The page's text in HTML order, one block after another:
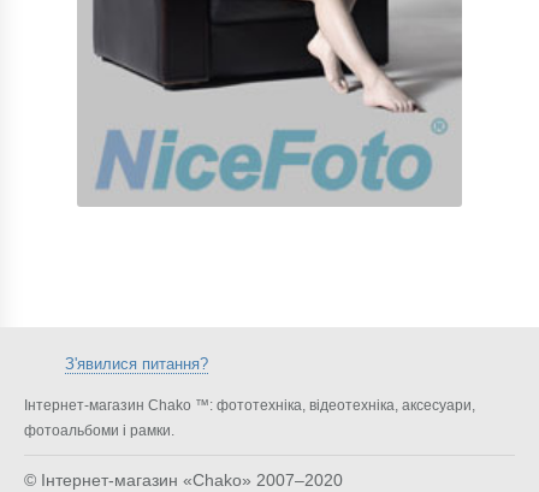
З'явилися питання?
Інтернет-магазин Chako ™: фототехніка, відеотехніка, аксесуари,
фотоальбоми і рамки.
© Інтернет-магазин «Chako» 2007–2020